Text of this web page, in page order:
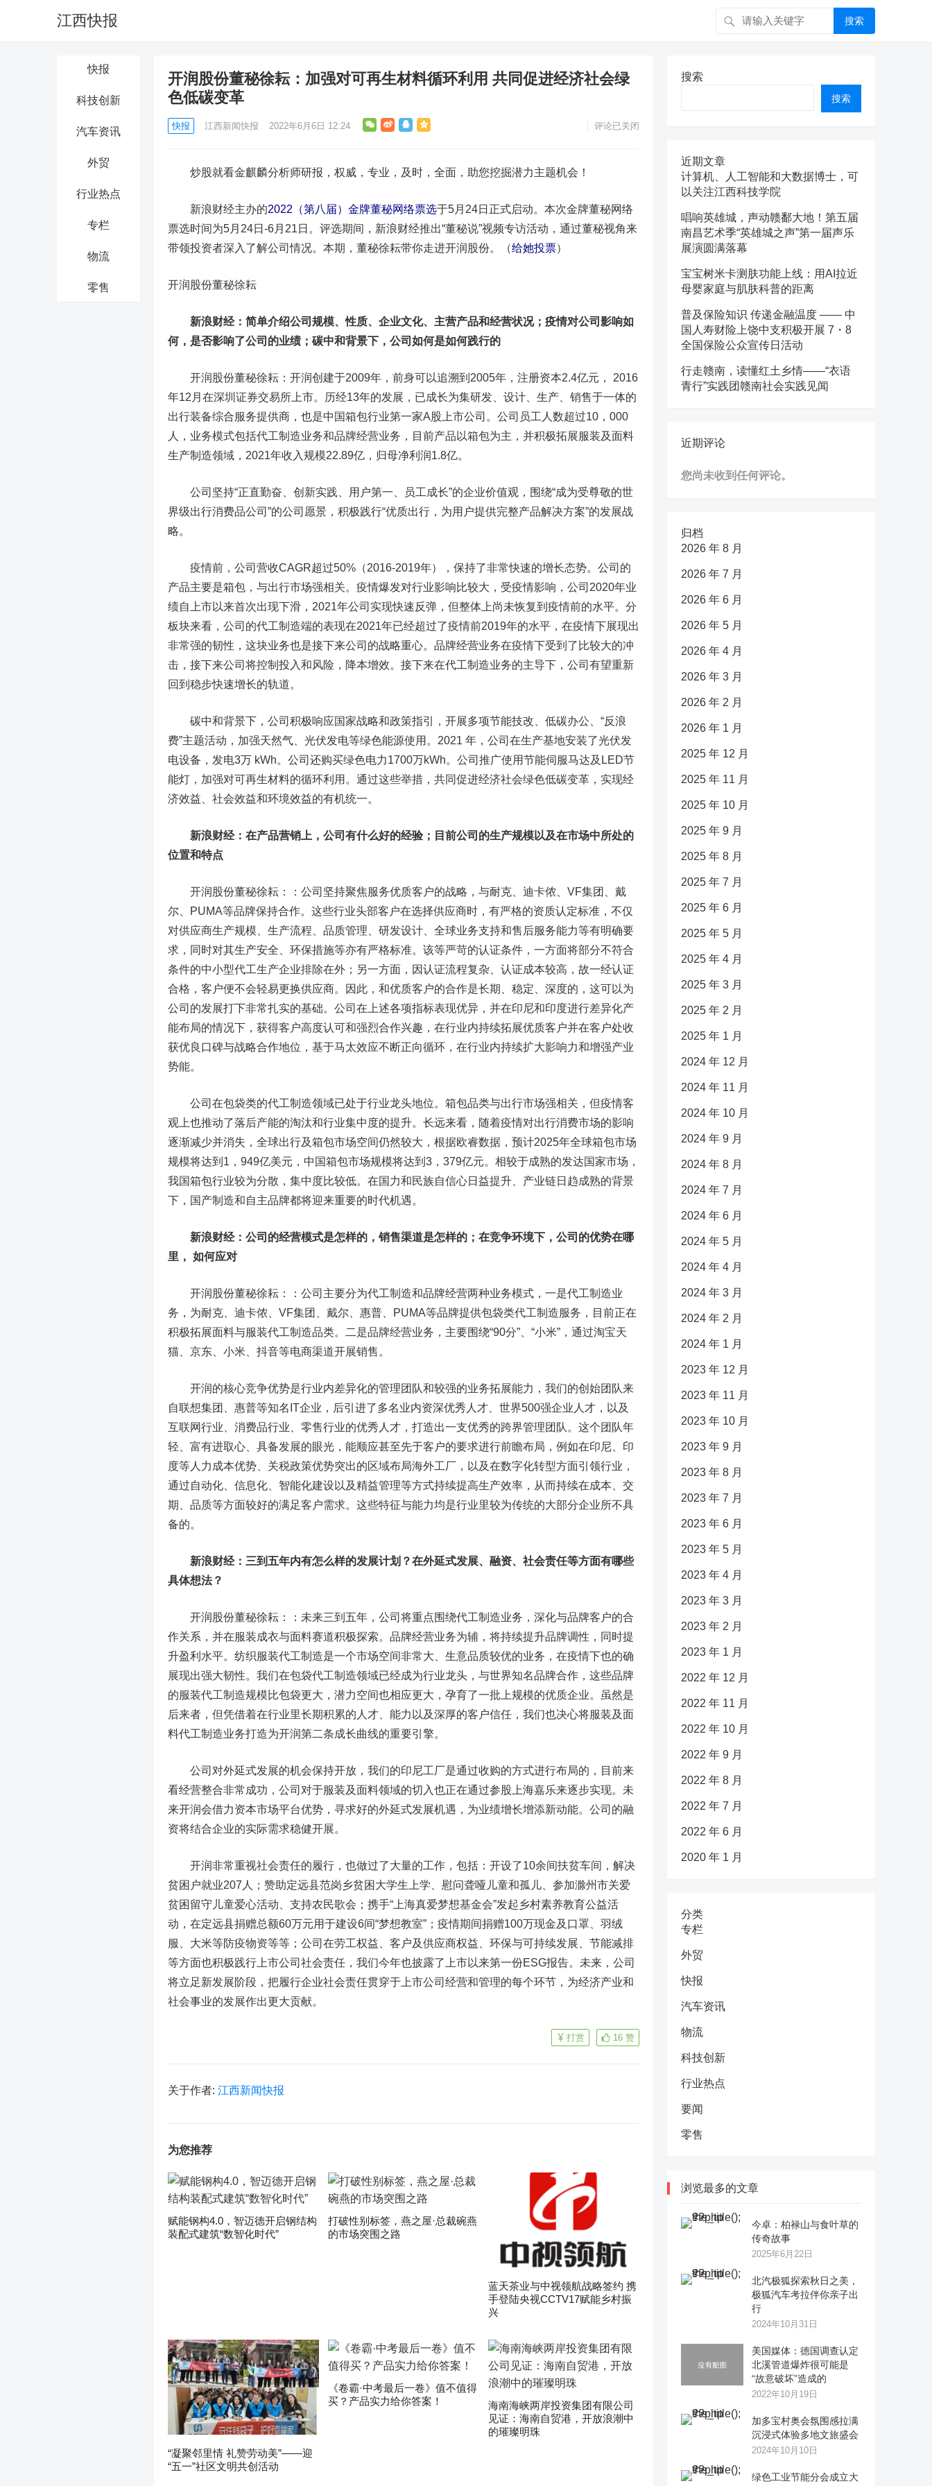
江西快报 搜索
快报
科技创新
汽车资讯
外贸
行业热点
专栏
物流
零售
开润股份董秘徐耘：加强对可再生材料循环利用 共同促进经济社会绿
色低碳变革
快报 江西新闻快报 2022年6月6日 12:24 评论已关闭
炒股就看金麒麟分析师研报，权威，专业，及时，全面，助您挖掘潜力主题机会！
新浪财经主办的2022（第八届）金牌董秘网络票选于5月24日正式启动。本次金牌董秘网络
票选时间为5月24日-6月21日。评选期间，新浪财经推出“董秘说”视频专访活动，通过董秘视角来
带领投资者深入了解公司情况。本期，董秘徐耘带你走进开润股份。（给她投票）
开润股份董秘徐耘
新浪财经：简单介绍公司规模、性质、企业文化、主营产品和经营状况；疫情对公司影响如
何，是否影响了公司的业绩；碳中和背景下，公司如何是如何践行的
开润股份董秘徐耘：开润创建于2009年，前身可以追溯到2005年，注册资本2.4亿元， 2016
年12月在深圳证券交易所上市。历经13年的发展，已成长为集研发、设计、生产、销售于一体的
出行装备综合服务提供商，也是中国箱包行业第一家A股上市公司。公司员工人数超过10，000
人，业务模式包括代工制造业务和品牌经营业务，目前产品以箱包为主，并积极拓展服装及面料
生产制造领域，2021年收入规模22.89亿，归母净利润1.8亿。
公司坚持“正直勤奋、创新实践、用户第一、员工成长”的企业价值观，围绕“成为受尊敬的世
界级出行消费品公司”的公司愿景，积极践行“优质出行，为用户提供完整产品解决方案”的发展战
略。
疫情前，公司营收CAGR超过50%（2016-2019年），保持了非常快速的增长态势。公司的
产品主要是箱包，与出行市场强相关。疫情爆发对行业影响比较大，受疫情影响，公司2020年业
绩自上市以来首次出现下滑，2021年公司实现快速反弹，但整体上尚未恢复到疫情前的水平。分
板块来看，公司的代工制造端的表现在2021年已经超过了疫情前2019年的水平，在疫情下展现出
非常强的韧性，这块业务也是接下来公司的战略重心。品牌经营业务在疫情下受到了比较大的冲
击，接下来公司将控制投入和风险，降本增效。接下来在代工制造业务的主导下，公司有望重新
回到稳步快速增长的轨道。
碳中和背景下，公司积极响应国家战略和政策指引，开展多项节能技改、低碳办公、“反浪
费”主题活动，加强天然气、光伏发电等绿色能源使用。2021 年，公司在生产基地安装了光伏发
电设备，发电3万 kWh。公司还购买绿色电力1700万kWh。公司推广使用节能伺服马达及LED节
能灯，加强对可再生材料的循环利用。通过这些举措，共同促进经济社会绿色低碳变革，实现经
济效益、社会效益和环境效益的有机统一。
新浪财经：在产品营销上，公司有什么好的经验；目前公司的生产规模以及在市场中所处的
位置和特点
开润股份董秘徐耘：：公司坚持聚焦服务优质客户的战略，与耐克、迪卡侬、VF集团、戴
尔、PUMA等品牌保持合作。这些行业头部客户在选择供应商时，有严格的资质认定标准，不仅
对供应商生产规模、生产流程、品质管理、研发设计、全球业务支持和售后服务能力等有明确要
求，同时对其生产安全、环保措施等亦有严格标准。该等严苛的认证条件，一方面将部分不符合
条件的中小型代工生产企业排除在外；另一方面，因认证流程复杂、认证成本较高，故一经认证
合格，客户便不会轻易更换供应商。因此，和优质客户的合作是长期、稳定、深度的，这可以为
公司的发展打下非常扎实的基础。公司在上述各项指标表现优异，并在印尼和印度进行差异化产
能布局的情况下，获得客户高度认可和强烈合作兴趣，在行业内持续拓展优质客户并在客户处收
获优良口碑与战略合作地位，基于马太效应不断正向循环，在行业内持续扩大影响力和增强产业
势能。
公司在包袋类的代工制造领域已处于行业龙头地位。箱包品类与出行市场强相关，但疫情客
观上也推动了落后产能的淘汰和行业集中度的提升。长远来看，随着疫情对出行消费市场的影响
逐渐减少并消失，全球出行及箱包市场空间仍然较大，根据欧睿数据，预计2025年全球箱包市场
规模将达到1，949亿美元，中国箱包市场规模将达到3，379亿元。相较于成熟的发达国家市场，
我国箱包行业较为分散，集中度比较低。在国力和民族自信心日益提升、产业链日趋成熟的背景
下，国产制造和自主品牌都将迎来重要的时代机遇。
新浪财经：公司的经营模式是怎样的，销售渠道是怎样的；在竞争环境下，公司的优势在哪
里， 如何应对
开润股份董秘徐耘：：公司主要分为代工制造和品牌经营两种业务模式，一是代工制造业
务，为耐克、迪卡侬、VF集团、戴尔、惠普、PUMA等品牌提供包袋类代工制造服务，目前正在
积极拓展面料与服装代工制造品类。二是品牌经营业务，主要围绕“90分”、“小米”，通过淘宝天
猫、京东、小米、抖音等电商渠道开展销售。
开润的核心竞争优势是行业内差异化的管理团队和较强的业务拓展能力，我们的创始团队来
自联想集团、惠普等知名IT企业，后引进了多名业内资深优秀人才、世界500强企业人才，以及
互联网行业、消费品行业、零售行业的优秀人才，打造出一支优秀的跨界管理团队。这个团队年
轻、富有进取心、具备发展的眼光，能顺应甚至先于客户的要求进行前瞻布局，例如在印尼、印
度等人力成本优势、关税政策优势突出的区域布局海外工厂，以及在数字化转型方面引领行业，
通过自动化、信息化、智能化建设以及精益管理等方式持续提高生产效率，从而持续在成本、交
期、品质等方面较好的满足客户需求。这些特征与能力均是行业里较为传统的大部分企业所不具
备的。
新浪财经：三到五年内有怎么样的发展计划？在外延式发展、融资、社会责任等方面有哪些
具体想法？
开润股份董秘徐耘：：未来三到五年，公司将重点围绕代工制造业务，深化与品牌客户的合
作关系，并在服装成衣与面料赛道积极探索。品牌经营业务为辅，将持续提升品牌调性，同时提
升盈利水平。纺织服装代工制造是一个市场空间非常大、生意品质较优的业务，在疫情下也的确
展现出强大韧性。我们在包袋代工制造领域已经成为行业龙头，与世界知名品牌合作，这些品牌
的服装代工制造规模比包袋更大，潜力空间也相应更大，孕育了一批上规模的优质企业。虽然是
后来者，但凭借着在行业里长期积累的人才、能力以及深厚的客户信任，我们也决心将服装及面
料代工制造业务打造为开润第二条成长曲线的重要引擎。
公司对外延式发展的机会保持开放，我们的印尼工厂是通过收购的方式进行布局的，目前来
看经营整合非常成功，公司对于服装及面料领域的切入也正在通过参股上海嘉乐来逐步实现。未
来开润会借力资本市场平台优势，寻求好的外延式发展机遇，为业绩增长增添新动能。公司的融
资将结合企业的实际需求稳健开展。
开润非常重视社会责任的履行，也做过了大量的工作，包括：开设了10余间扶贫车间，解决
贫困户就业207人；赞助定远县范岗乡贫困大学生上学、慰问聋哑儿童和孤儿、参加滁州市关爱
贫困留守儿童爱心活动、支持农民歌会；携手“上海真爱梦想基金会”发起乡村素养教育公益活
动，在定远县捐赠总额60万元用于建设6间“梦想教室”；疫情期间捐赠100万现金及口罩、羽绒
服、大米等防疫物资等等；公司在劳工权益、客户及供应商权益、环保与可持续发展、节能减排
等方面也积极践行上市公司社会责任，我们今年也披露了上市以来第一份ESG报告。未来，公司
将立足新发展阶段，把履行企业社会责任贯穿于上市公司经营和管理的每个环节，为经济产业和
社会事业的发展作出更大贡献。
16 赞
打赏
关于作者: 江西新闻快报
为您推荐
赋能钢构4.0，智迈德开启钢结构
装配式建筑“数智化时代”
打破性别标签，燕之屋·总裁碗燕
的市场突围之路
蓝天茶业与中视领航战略签约 携
手登陆央视CCTV17赋能乡村振
兴
“凝聚邻里情 礼赞劳动美”——迎
“五一”社区文明共创活动
《卷霸·中考最后一卷》值不值得
买？产品实力给你答案！
海南海峡两岸投资集团有限公司
见证：海南自贸港，开放浪潮中
的璀璨明珠
搜索
搜索
近期文章
计算机、人工智能和大数据博士，可
以关注江西科技学院
唱响英雄城，声动赣鄱大地！第五届
南昌艺术季“英雄城之声”第一届声乐
展演圆满落幕
宝宝树米卡测肤功能上线：用AI拉近
母婴家庭与肌肤科普的距离
普及保险知识 传递金融温度 —— 中
国人寿财险上饶中支积极开展 7・8
全国保险公众宣传日活动
行走赣南，读懂红土乡情——“衣语
青行”实践团赣南社会实践见闻
近期评论
您尚未收到任何评论。
归档
2026 年 8 月
2026 年 7 月
2026 年 6 月
2026 年 5 月
2026 年 4 月
2026 年 3 月
2026 年 2 月
2026 年 1 月
2025 年 12 月
2025 年 11 月
2025 年 10 月
2025 年 9 月
2025 年 8 月
2025 年 7 月
2025 年 6 月
2025 年 5 月
2025 年 4 月
2025 年 3 月
2025 年 2 月
2025 年 1 月
2024 年 12 月
2024 年 11 月
2024 年 10 月
2024 年 9 月
2024 年 8 月
2024 年 7 月
2024 年 6 月
2024 年 5 月
2024 年 4 月
2024 年 3 月
2024 年 2 月
2024 年 1 月
2023 年 12 月
2023 年 11 月
2023 年 10 月
2023 年 9 月
2023 年 8 月
2023 年 7 月
2023 年 6 月
2023 年 5 月
2023 年 4 月
2023 年 3 月
2023 年 2 月
2023 年 1 月
2022 年 12 月
2022 年 11 月
2022 年 10 月
2022 年 9 月
2022 年 8 月
2022 年 7 月
2022 年 6 月
2020 年 1 月
分类
专栏
外贸
快报
汽车资讯
物流
科技创新
行业热点
要闻
零售
浏览最多的文章
今卓：柏禄山与食叶草的
传奇故事
2025年6月22日
​北汽极狐探索秋日之美，
极狐汽车考拉伴你亲子出
行
2024年10月31日
美国媒体：德国调查认定
北溪管道爆炸很可能是
“故意破坏”造成的
2022年10月19日
加多宝村奥会氛围感拉满
沉浸式体验多地文旅盛会
2024年10月10日
绿色工业节能分会成立大